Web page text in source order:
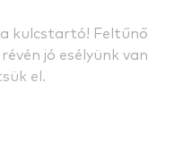
kulcstartó! Feltűnő
jó esélyünk van
el.